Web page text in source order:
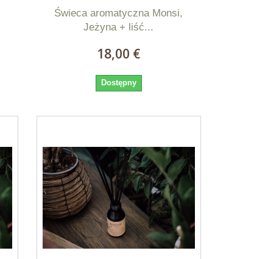
Świeca aromatyczna Monsi,
Jeżyna + liść...
18,00 €
Dostępny